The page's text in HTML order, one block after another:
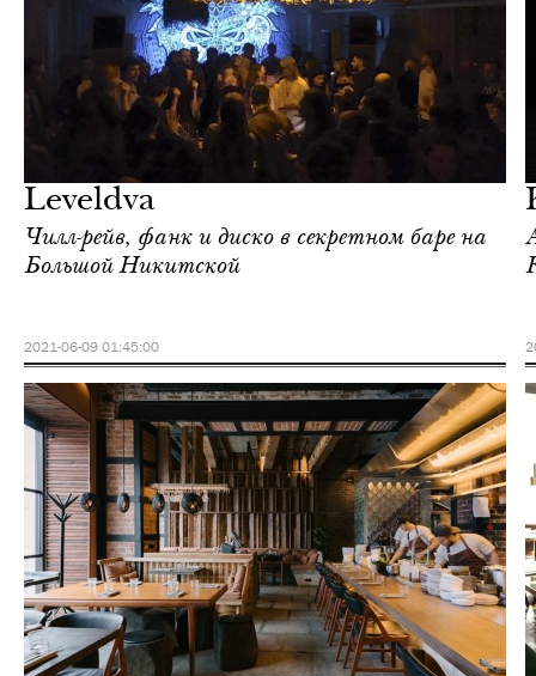
Leveldva
Чилл-рейв, фанк и диско в секретном баре на
Большой Никитской
2021-06-09 01:45:00
жизнь